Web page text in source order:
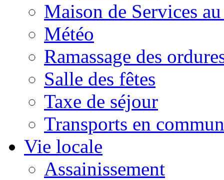
Maison de Services
Météo
Ramassage des
Salle des fêtes
Taxe de séjour
Transports en commun
Vie locale
Assainissement